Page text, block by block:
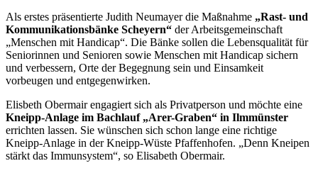
Als erstes präsentierte Judith Neumayer die Maßnahme „Rast- und
Kommunikationsbänke Scheyern“ der Arbeitsgemeinschaft
„Menschen mit Handicap“. Die Bänke sollen die Lebensqualität für
Seniorinnen und Senioren sowie Menschen mit Handicap sichern
und verbessern, Orte der Begegnung sein und Einsamkeit
vorbeugen und entgegenwirken.
Elisbeth Obermair engagiert sich als Privatperson und möchte eine
Kneipp-Anlage im Bachlauf „Arer-Graben“ in Ilmmünster
errichten lassen. Sie wünschen sich schon lange eine richtige
Kneipp-Anlage in der Kneipp-Wüste Pfaffenhofen. „Denn Kneipen
stärkt das Immunsystem“, so Elisabeth Obermair.